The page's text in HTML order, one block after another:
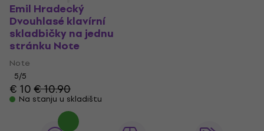
Emil Hradecký
Dvouhlasé klavírní
skladbičky na jednu
stránku Note
Note
5/5
€ 10€ 10.90
Na stanju u skladištu